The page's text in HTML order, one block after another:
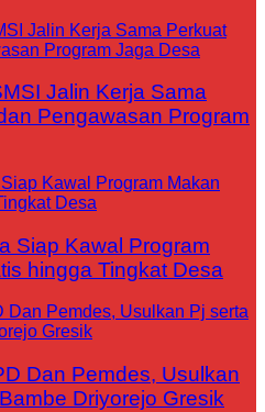
Jalin Kerja Sama
Pengawasan Program
Siap Kawal Program
hingga Tingkat Desa
Dan Pemdes, Usulkan
Driyorejo Gresik